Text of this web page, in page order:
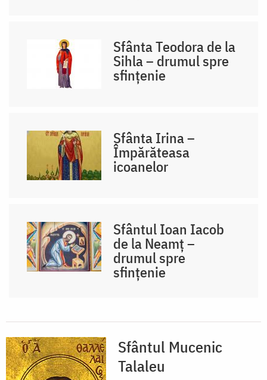
Sfânta Teodora de la
Sihla – drumul spre
sfințenie
Sfânta Irina –
Împărăteasa
icoanelor
Sfântul Ioan Iacob
de la Neamț –
drumul spre
sfințenie
Sfântul Mucenic
Talaleu